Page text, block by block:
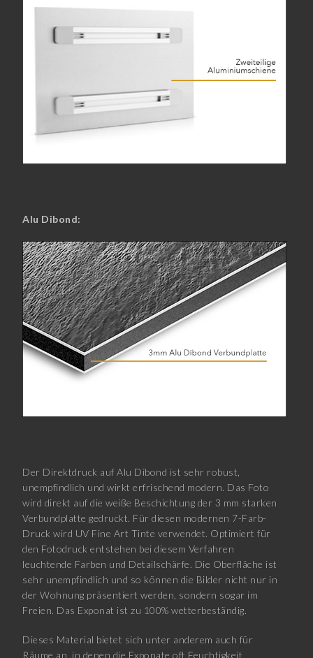
Alu Dibond:
Der Direktdruck auf Alu Dibond ist sehr robust,
unempfindlich und wirkt erfrischend modern. Das Foto
wird direkt auf die weiße Beschichtung der 3 mm starken
Verbundplatte gedruckt. Für diesen modernen 7-Farb-
Druck wird UV Fine Art Tinte verwendet. Optimiert für
den Fotodruck entstehen bei diesem Verfahren
leuchtende Farben und Detailschärfe. Die Oberfläche ist
sehr unempfindlich und so können die Bilder nicht nur in
der Wohnung präsentiert werden, sondern sogar im
Freien. Das Exponat ist zu 100% wetterbeständig.
Dieses Material bietet sich unter anderem auch für
Räume an, in denen die Exponate oft Feuchtigkeit